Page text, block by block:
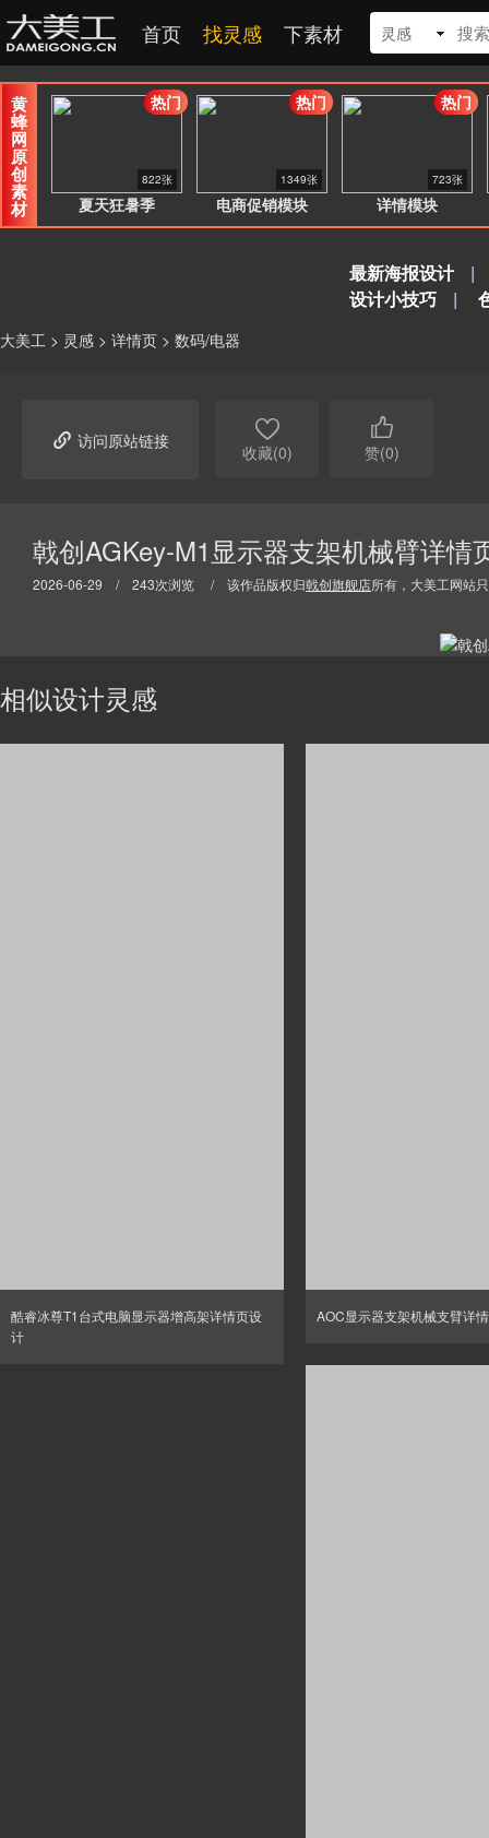
首页 找灵感 下素材 灵感
黄
蜂
网
原
创
素
材 夏天狂暑季
822张
热门
电商促销模块
1349张
热门
详情模块
723张
热门
最新海报设计
|
设计小技巧
|
大美工 > 灵感 > 详情页 > 数码/电器
 访问原站链接 
收藏(0)

赞(0)
戟创AGKey-M1显示器支架机械臂详情
2026-06-29 / 243次浏览 / 该作品版权归戟创旗舰店所有，大美工网站
相似设计灵感
酷睿冰尊T1台式电脑显示器增高架详情页设
计
AOC显示器支架机械支臂详